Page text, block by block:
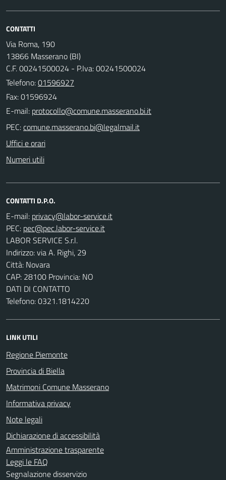
CONTATTI
Via Roma, 190
13866 Masserano (BI)
C.F. 00241500024 - P.Iva: 00241500024
Telefono:01596927
Fax: 01596924
E-mail:
PEC:
Uffici e orari
Numeri utili
CONTATTI D.P.O.
E-mail:
PEC:
LABOR SERVICE S.r.l.
Indirizzo: via A. Righi, 29
Città: Novara
CAP: 28100 Provincia: NO
DATI DI CONTATTO
Telefono: 0321.1814220
LINK UTILI
Regione Piemonte
Provincia di Biella
Matrimoni Comune Masserano
Informativa privacy
Note legali
Dichiarazione di accessibilità
Amministrazione trasparente
Leggi le FAQ
Segnalazione disservizio